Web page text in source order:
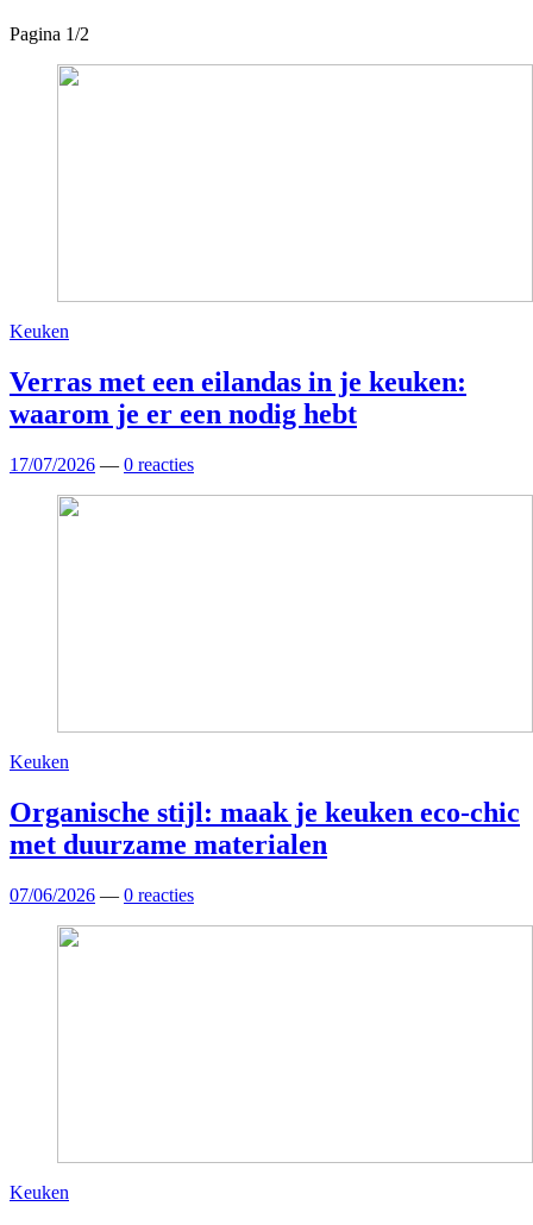
Pagina 1/2
Keuken
Verras met een eilandas in je keuken:
waarom je er een nodig hebt
17/07/2026 — 0 reacties
Keuken
Organische stijl: maak je keuken eco-chic
met duurzame materialen
07/06/2026 — 0 reacties
Keuken